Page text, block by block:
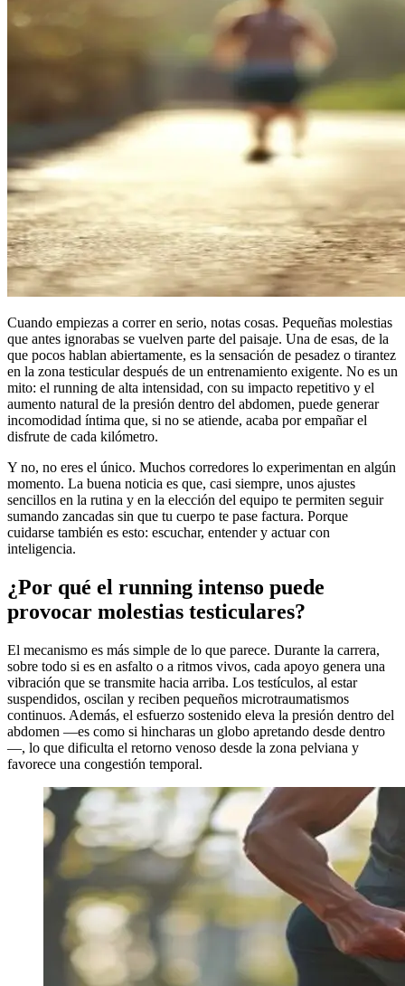
Cuando empiezas a correr en serio, notas cosas. Pequeñas molestias
que antes ignorabas se vuelven parte del paisaje. Una de esas, de la
que pocos hablan abiertamente, es la sensación de pesadez o tirantez
en la zona testicular después de un entrenamiento exigente. No es un
mito: el running de alta intensidad, con su impacto repetitivo y el
aumento natural de la presión dentro del abdomen, puede generar
incomodidad íntima que, si no se atiende, acaba por empañar el
disfrute de cada kilómetro.
Y no, no eres el único. Muchos corredores lo experimentan en algún
momento. La buena noticia es que, casi siempre, unos ajustes
sencillos en la rutina y en la elección del equipo te permiten seguir
sumando zancadas sin que tu cuerpo te pase factura. Porque
cuidarse también es esto: escuchar, entender y actuar con
inteligencia.
¿Por qué el running intenso puede
provocar molestias testiculares?
El mecanismo es más simple de lo que parece. Durante la carrera,
sobre todo si es en asfalto o a ritmos vivos, cada apoyo genera una
vibración que se transmite hacia arriba. Los testículos, al estar
suspendidos, oscilan y reciben pequeños microtraumatismos
continuos. Además, el esfuerzo sostenido eleva la presión dentro del
abdomen —es como si hincharas un globo apretando desde dentro
—, lo que dificulta el retorno venoso desde la zona pelviana y
favorece una congestión temporal.